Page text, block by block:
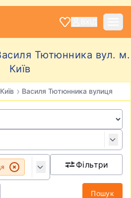
Тютюнника вул. м.
Київ
Київ › Василя Тютюнника вулиця
Фільтри
Пошук